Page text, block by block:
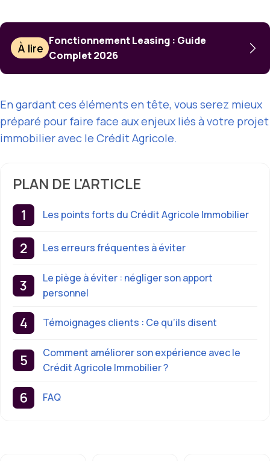
À lire
Fonctionnement Leasing : Guide
Complet 2026
En gardant ces éléments en tête, vous serez mieux
préparé pour faire face aux enjeux liés à votre projet
immobilier avec le Crédit Agricole.
PLAN DE L'ARTICLE
Les points forts du Crédit Agricole Immobilier
Les erreurs fréquentes à éviter
Le piège à éviter : négliger son apport
personnel
Témoignages clients : Ce qu’ils disent
Comment améliorer son expérience avec le
Crédit Agricole Immobilier ?
FAQ